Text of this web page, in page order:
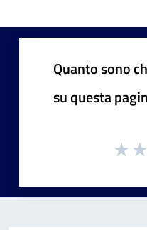
Quanto sono
su questa